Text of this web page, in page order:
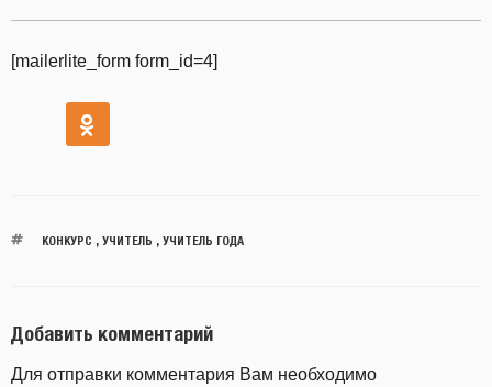
[mailerlite_form form_id=4]
КОНКУРС , УЧИТЕЛЬ , УЧИТЕЛЬ ГОДА
Добавить комментарий
Для отправки комментария Вам необходимо